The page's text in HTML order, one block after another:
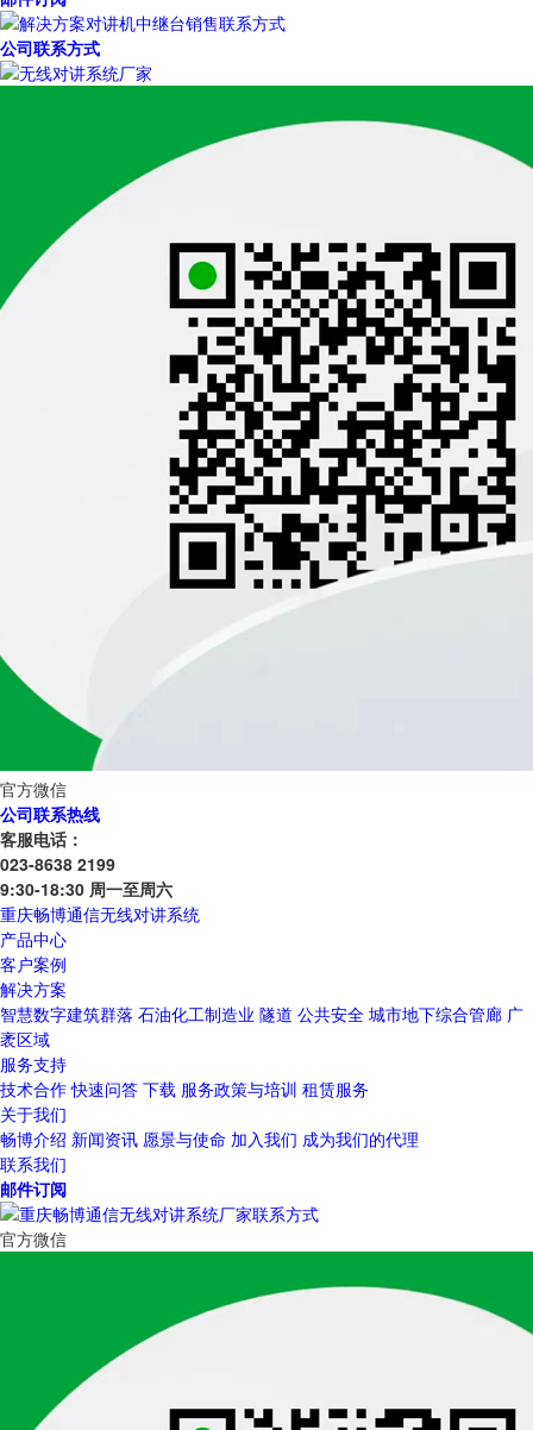
公司联系方式
官方微信
公司联系热线
客服电话：
023-8638 2199
9:30-18:30 周一至周六
重庆畅博通信无线对讲系统
产品中心
客户案例
解决方案
智慧数字建筑群落 石油化工制造业 隧道 公共安全 城市地下综合管廊 广
袤区域
服务支持
技术合作 快速问答 下载 服务政策与培训 租赁服务
关于我们
畅博介绍 新闻资讯 愿景与使命 加入我们 成为我们的代理
联系我们
邮件订阅
官方微信